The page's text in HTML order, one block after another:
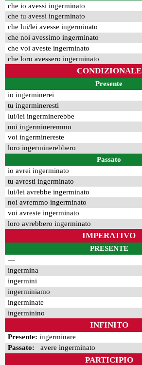
che io avessi ingerminato
che tu avessi ingerminato
che lui/lei avesse ingerminato
che noi avessimo ingerminato
che voi aveste ingerminato
che loro avessero ingerminato
CONDIZIONALE
Presente
io ingerminerei
tu ingermineresti
lui/lei ingerminerebbe
noi ingermineremmo
voi ingerminereste
loro ingerminerebbero
Passato
io avrei ingerminato
tu avresti ingerminato
lui/lei avrebbe ingerminato
noi avremmo ingerminato
voi avreste ingerminato
loro avrebbero ingerminato
IMPERATIVO
PRESENTE
—
ingermina
ingermini
ingerminiamo
ingerminate
ingerminino
INFINITO
Presente: ingerminare
Passato: avere ingerminato
PARTICIPIO